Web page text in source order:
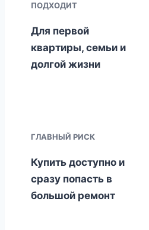
ПОДХОДИТ
Для первой
квартиры, семьи и
долгой жизни
ГЛАВНЫЙ РИСК
Купить доступно и
сразу попасть в
большой ремонт